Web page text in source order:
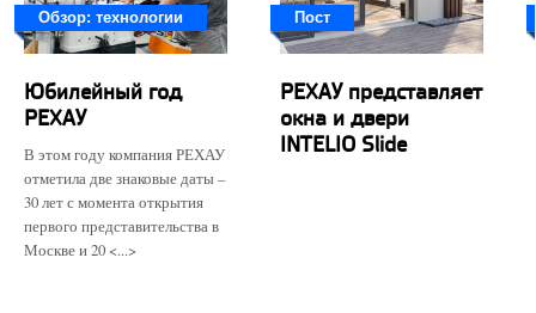
Обзор: технологии
Юбилейный год
РЕХАУ
В этом году компания РЕХАУ
отметила две знаковые даты –
30 лет с момента открытия
первого представительства в
Москве и 20 <...>
Пост
РЕХАУ представляет
окна и двери
INTELIO Slide